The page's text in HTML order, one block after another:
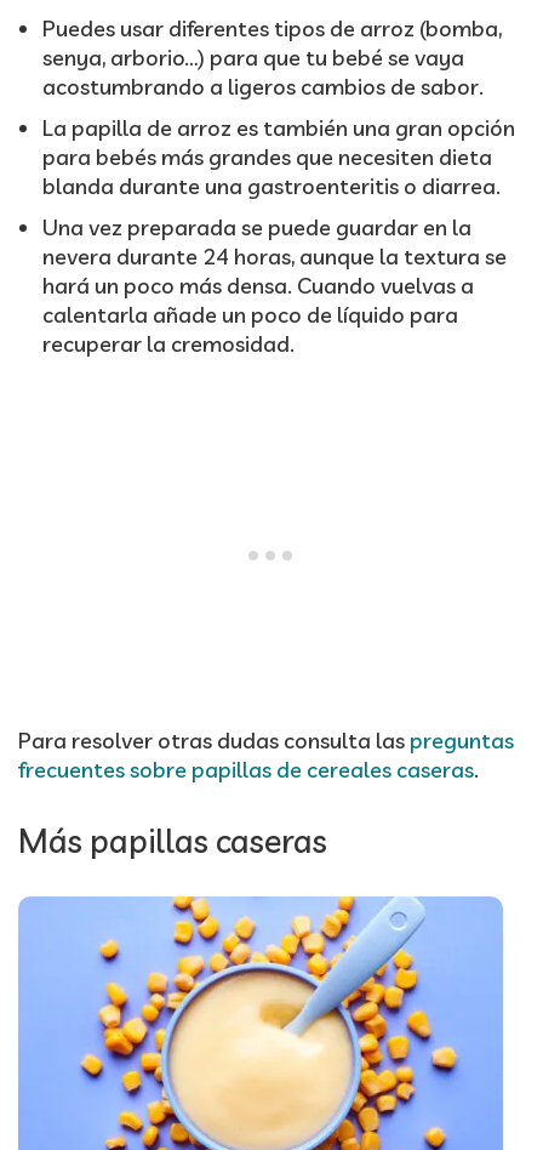
Puedes usar diferentes tipos de arroz (bomba,
senya, arborio…) para que tu bebé se vaya
acostumbrando a ligeros cambios de sabor.
La papilla de arroz es también una gran opción
para bebés más grandes que necesiten dieta
blanda durante una gastroenteritis o diarrea.
Una vez preparada se puede guardar en la
nevera durante 24 horas, aunque la textura se
hará un poco más densa. Cuando vuelvas a
calentarla añade un poco de líquido para
recuperar la cremosidad.
Para resolver otras dudas consulta las preguntas
frecuentes sobre papillas de cereales caseras.
Más papillas caseras